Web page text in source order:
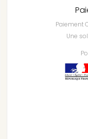
Paiement
Une